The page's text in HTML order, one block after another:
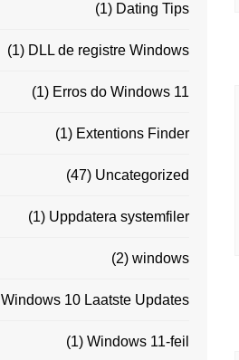
Dating Tips
(1)
DLL de registre Windows
(1)
Erros do Windows 11
(1)
Extentions Finder
(1)
Uncategorized
(47)
Uppdatera systemfiler
(1)
windows
(2)
Windows 10 Laatste Updates
Windows 11-feil
(1)